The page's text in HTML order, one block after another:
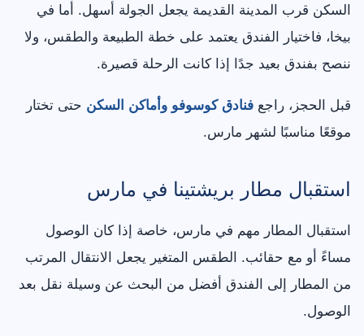
السكن قرب المدينة القديمة يجعل الجولة أسهل. أما في
بيخا، فاختيار الفندق يعتمد على خطة الطبيعة والطقس، ولا
ننصح بفندق بعيد جدًا إذا كانت الرحلة قصيرة.
قبل الحجز، راجع فنادق كوسوفو وأماكن السكن حتى تختار
موقعًا مناسبًا لشهر مارس.
استقبال مطار بريشتينا في مارس
استقبال المطار مهم في مارس، خاصة إذا كان الوصول
مساءً أو مع حقائب. الطقس المتغير يجعل الانتقال المرتب
من المطار إلى الفندق أفضل من البحث عن وسيلة نقل بعد
الوصول.